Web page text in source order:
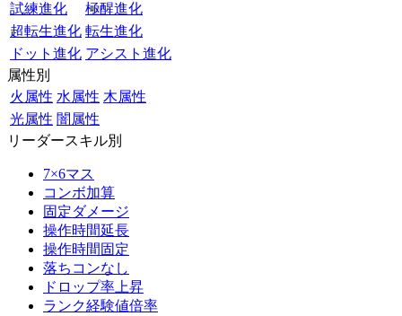
試練進化
極醒進化
超転生進化 転生進化
ドット進化 アシスト進化
属性別
火属性 水属性 木属性
光属性 闇属性
リーダースキル別
7×6マス
コンボ加算
固定ダメージ
操作時間延長
操作時間固定
落ちコンなし
ドロップ率上昇
ランク経験値倍率